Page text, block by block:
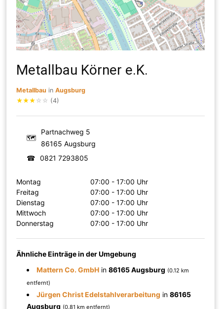
Metallbau Körner e.K.
Metallbau inAugsburg
★★★ ☆ ☆ (4)
🗺
Partnachweg 5
86165 Augsburg
☎
0821 7293805
Montag
07:00 - 17:00 Uhr
Freitag
07:00 - 17:00 Uhr
Dienstag
07:00 - 17:00 Uhr
Mittwoch
07:00 - 17:00 Uhr
Donnerstag
07:00 - 17:00 Uhr
Ähnliche Einträge in der Umgebung
Mattern Co. GmbH in86165 Augsburg (0.12 km
entfernt)
Jürgen Christ Edelstahlverarbeitung in86165
Augsburg (0.81 km entfernt)